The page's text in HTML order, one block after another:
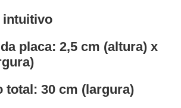
intuitivo
placa: 2,5 cm (altura) x
total: 30 cm (largura)